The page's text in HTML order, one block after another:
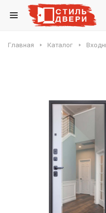
Главная Каталог